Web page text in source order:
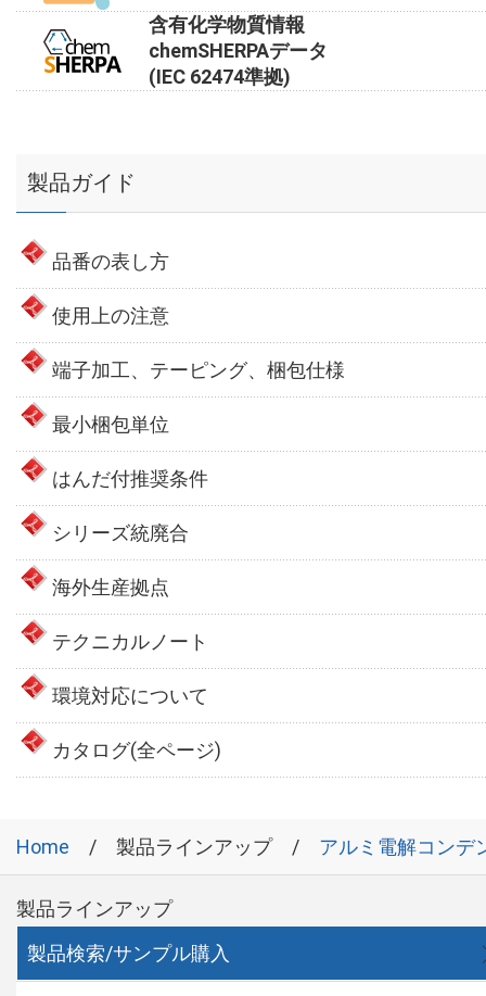
含有化学物質情報
chemSHERPAデータ
(IEC 62474準拠)
製品ガイド
品番の表し方
使用上の注意
端子加工、テーピング、梱包仕様
最小梱包単位
はんだ付推奨条件
シリーズ統廃合
海外生産拠点
テクニカルノート
環境対応について
カタログ(全ページ)
Home 製品ラインアップ アルミ電解コンデ
製品ラインアップ
製品検索/サンプル購入